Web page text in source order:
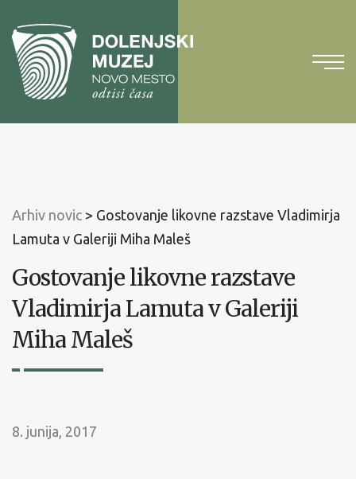
vsebinoNa
glavni
meni
Arhiv novic > Gostovanje likovne razstave Vladimirja
Lamuta v Galeriji Miha Maleš
Gostovanje likovne razstave
Vladimirja Lamuta v Galeriji
Miha Maleš
8. junija, 2017